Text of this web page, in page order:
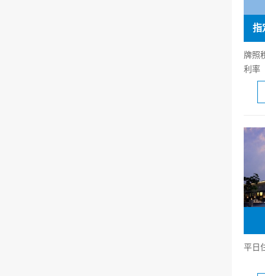
指
牌照
利率
平日